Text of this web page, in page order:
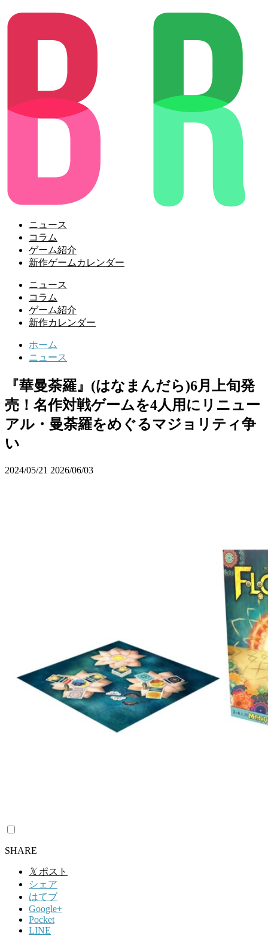
ニュース
コラム
ゲーム紹介
新作ゲームカレンダー
ニュース
コラム
ゲーム紹介
新作カレンダー
ホーム
ニュース
『華曼荼羅』(はなまんだら)6月上旬発
売！名作対戦ゲームを4人用にリニュー
アル・曼荼羅をめぐるマジョリティ争
い
2024/05/21 2026/06/03
SHARE
𝕏 ポスト
シェア
はてブ
Google+
Pocket
LINE